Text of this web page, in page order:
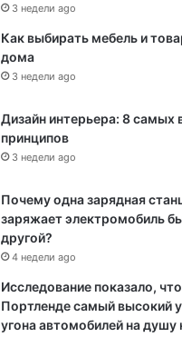
3 недели ago
Как выбирать мебель и
дома
3 недели ago
Дизайн интерьера: 8 самых
принципов
3 недели ago
Почему одна зарядная
заряжает электромобиль
другой?
4 недели ago
Исследование показало,
Портленде самый высокий
угона автомобилей на душу